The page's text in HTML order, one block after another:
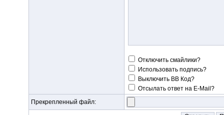
Отключить смайлики?
Использовать подпись?
Выключить BB Код?
Отсылать ответ на E-Mail?
Прекрепленный файл: